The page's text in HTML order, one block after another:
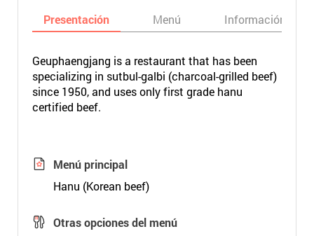
Presentación Menú Información
Geuphaengjang is a restaurant that has been
specializing in sutbul-galbi (charcoal-grilled beef)
since 1950, and uses only first grade hanu
certified beef.
Menú principal
Hanu (Korean beef)
Otras opciones del menú